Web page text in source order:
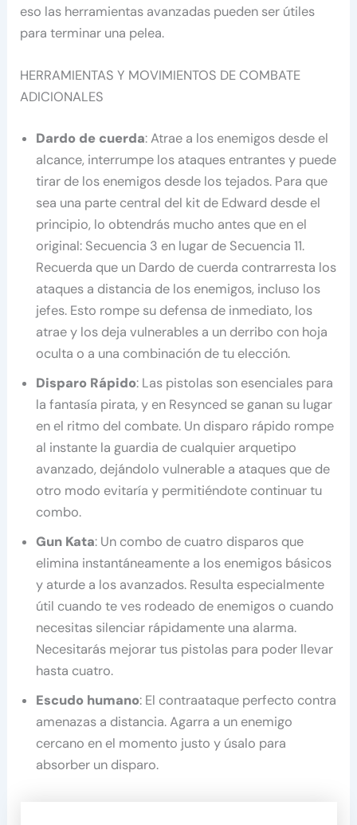
eso las herramientas avanzadas pueden ser útiles
para terminar una pelea.
HERRAMIENTAS Y MOVIMIENTOS DE COMBATE
ADICIONALES
Dardo de cuerda: Atrae a los enemigos desde el
alcance, interrumpe los ataques entrantes y puede
tirar de los enemigos desde los tejados. Para que
sea una parte central del kit de Edward desde el
principio, lo obtendrás mucho antes que en el
original: Secuencia 3 en lugar de Secuencia 11.
Recuerda que un Dardo de cuerda contrarresta los
ataques a distancia de los enemigos, incluso los
jefes. Esto rompe su defensa de inmediato, los
atrae y los deja vulnerables a un derribo con hoja
oculta o a una combinación de tu elección.
Disparo Rápido: Las pistolas son esenciales para
la fantasía pirata, y en Resynced se ganan su lugar
en el ritmo del combate. Un disparo rápido rompe
al instante la guardia de cualquier arquetipo
avanzado, dejándolo vulnerable a ataques que de
otro modo evitaría y permitiéndote continuar tu
combo.
Gun Kata: Un combo de cuatro disparos que
elimina instantáneamente a los enemigos básicos
y aturde a los avanzados. Resulta especialmente
útil cuando te ves rodeado de enemigos o cuando
necesitas silenciar rápidamente una alarma.
Necesitarás mejorar tus pistolas para poder llevar
hasta cuatro.
Escudo humano: El contraataque perfecto contra
amenazas a distancia. Agarra a un enemigo
cercano en el momento justo y úsalo para
absorber un disparo.